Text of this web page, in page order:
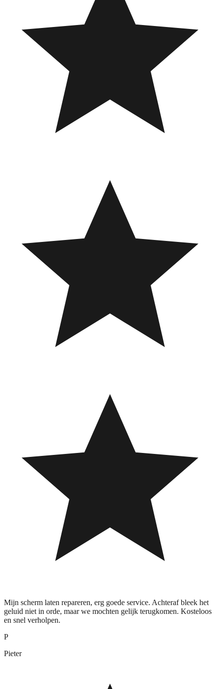
Mijn scherm laten repareren, erg goede service. Achteraf bleek het
geluid niet in orde, maar we mochten gelijk terugkomen. Kosteloos
en snel verholpen.
P
Pieter